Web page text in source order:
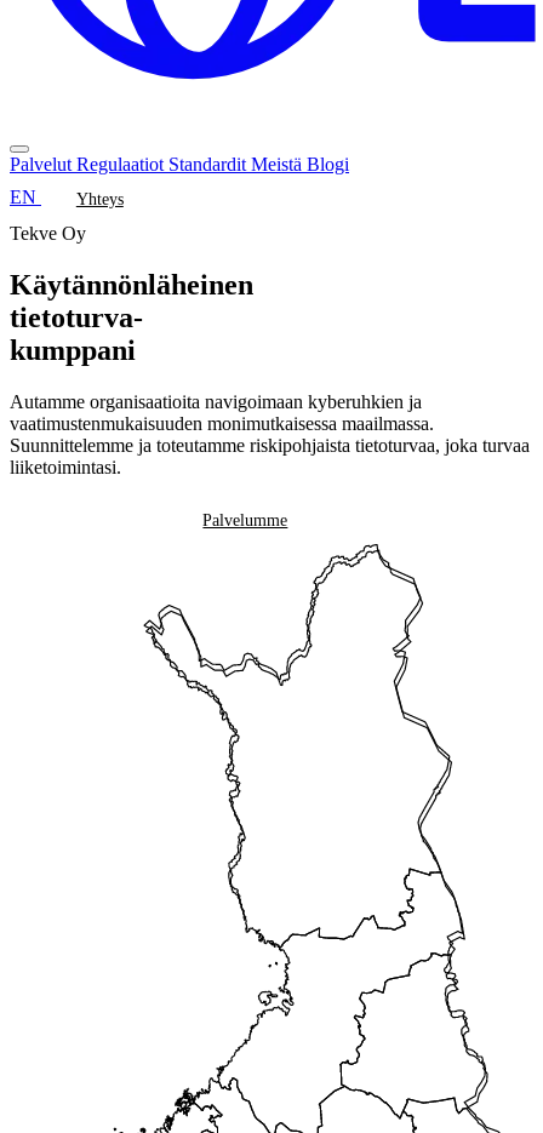
Palvelut Regulaatiot Standardit Meistä Blogi
EN
Yhteys
Tekve Oy
Käytännönläheinen
tietoturva-
kumppani
Autamme organisaatioita navigoimaan kyberuhkien ja
vaatimustenmukaisuuden monimutkaisessa maailmassa.
Suunnittelemme ja toteutamme riskipohjaista tietoturvaa, joka turvaa
liiketoimintasi.
Palvelumme